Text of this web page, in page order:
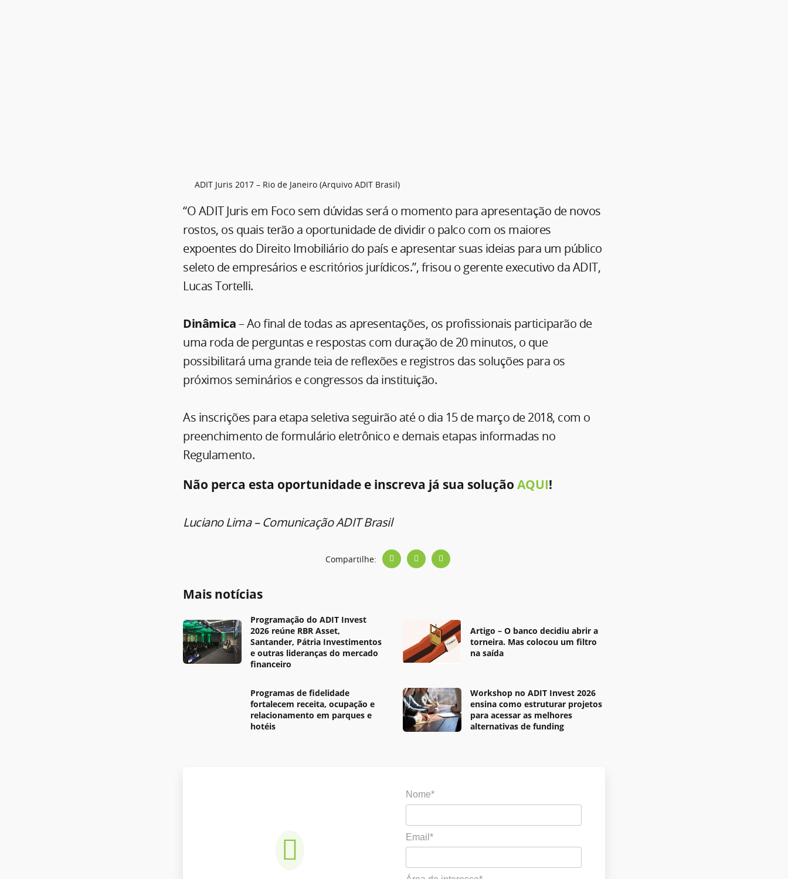
ADIT Juris 2017 – Rio de Janeiro (Arquivo ADIT Brasil)
“O ADIT Juris em Foco sem dúvidas será o momento para apresentação de novos
rostos, os quais terão a oportunidade de dividir o palco com os maiores
expoentes do Direito Imobiliário do país e apresentar suas ideias para um público
seleto de empresários e escritórios jurídicos.”, frisou o gerente executivo da ADIT,
Lucas Tortelli.
Dinâmica– Ao final de todas as apresentações, os profissionais participarão de
uma roda de perguntas e respostas com duração de 20 minutos, o que
possibilitará uma grande teia de reflexões e registros das soluções para os
próximos seminários e congressos da instituição.
As inscrições para etapa seletiva seguirão até o dia 15 de março de 2018, com o
preenchimento de formulário eletrônico e demais etapas informadas no
Regulamento.
Não perca esta oportunidade e inscreva já sua soluçãoAQUI!
Luciano Lima – Comunicação ADIT Brasil
Compartilhe:
Mais notícias
Programação do ADIT Invest
2026 reúne RBR Asset,
Santander, Pátria Investimentos
e outras lideranças do mercado
financeiro
Artigo – O banco decidiu abrir a
torneira. Mas colocou um filtro
na saída
Programas de fidelidade
fortalecem receita, ocupação e
relacionamento em parques e
hotéis
Workshop no ADIT Invest 2026
ensina como estruturar projetos
para acessar as melhores
alternativas de funding
Nome*
Email*